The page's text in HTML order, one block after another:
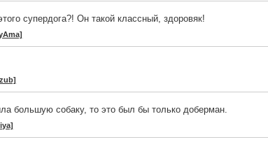
супердога?! Он такой классный, здоровяк!
большую собаку, то это был бы только доберман.